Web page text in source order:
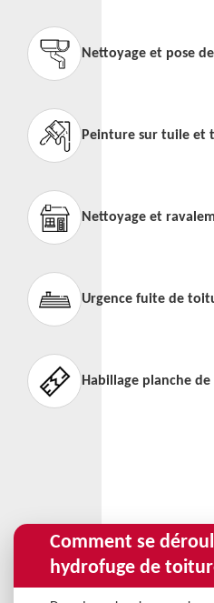
Nettoyage et pose
Peinture sur tuile et
Nettoyage et
Urgence fuite de
Habillage planche
Comment se
hydrofuge de